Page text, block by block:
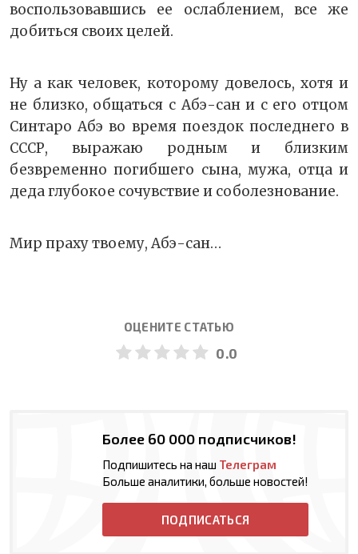
воспользовавшись ее ослаблением, все же
добиться своих целей.
Ну а как человек, которому довелось, хотя и
не близко, общаться с Абэ-сан и с его отцом
Синтаро Абэ во время поездок последнего в
СССР, выражаю родным и близким
безвременно погибшего сына, мужа, отца и
деда глубокое сочувствие и соболезнование.
Мир праху твоему, Абэ-сан…
ОЦЕНИТЕ СТАТЬЮ
0.0
Более 60 000 подписчиков!
Подпишитесь на наш Телеграм
Больше аналитики, больше новостей!
ПОДПИСАТЬСЯ